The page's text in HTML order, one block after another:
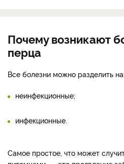
Почему возникают
перца
Все болезни можно разделить на:
неинфекционные;
инфекционные.
Самое простое, что может